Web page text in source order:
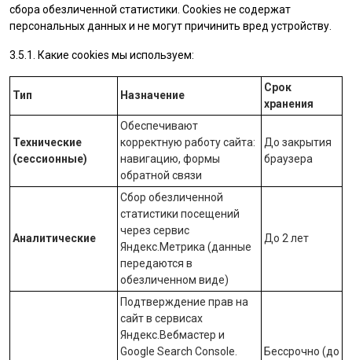
сбора обезличенной статистики. Cookies не содержат
персональных данных и не могут причинить вред устройству.
3.5.1. Какие cookies мы используем:
Тип Назначение
Срок
хранения
Технические
(сессионные)
Обеспечивают
корректную работу сайта:
навигацию, формы
обратной связи
До закрытия
браузера
Аналитические
Сбор обезличенной
статистики посещений
через сервис
Яндекс.Метрика (данные
передаются в
обезличенном виде)
До 2 лет
Подтверждение прав на
сайт в сервисах
Яндекс.Вебмастер и
Google Search Console
Бессрочно (до